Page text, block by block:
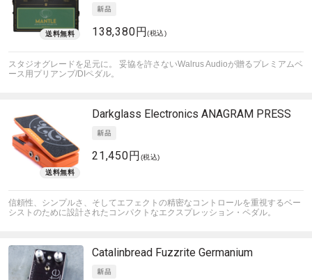
138,380円(税込)
スタジオグレードを足元に。 妥協を許さないWalrus Audioが贈るプレミアムベ
ース用プリアンプ/DIペダル。
Darkglass Electronics ANAGRAM PRESS
21,450円 (税込)
信頼性、シンプルさ、そしてエフェクトの精密なコントロールを重視するベー
シストのために設計されたコンパクトなエクスプレッション・ペダル。
Catalinbread Fuzzrite Germanium